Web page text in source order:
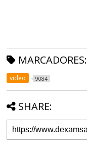
MARCADORES:
video 9084
SHARE: